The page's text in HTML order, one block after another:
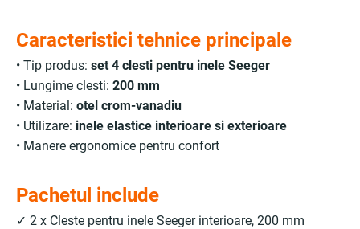
Caracteristici tehnice principale
• Tip produs: set 4 clesti pentru inele Seeger
• Lungime clesti: 200 mm
• Material: otel crom-vanadiu
• Utilizare: inele elastice interioare si exterioare
• Manere ergonomice pentru confort
Pachetul include
✓ 2 x Cleste pentru inele Seeger interioare, 200 mm